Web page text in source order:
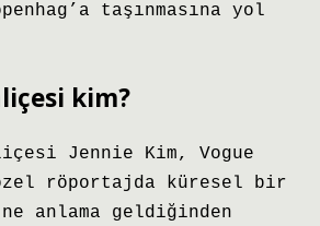
taşınmasına yol
kim?
Jennie Kim, Vogue
röportajda küresel bir
anlama geldiğinden